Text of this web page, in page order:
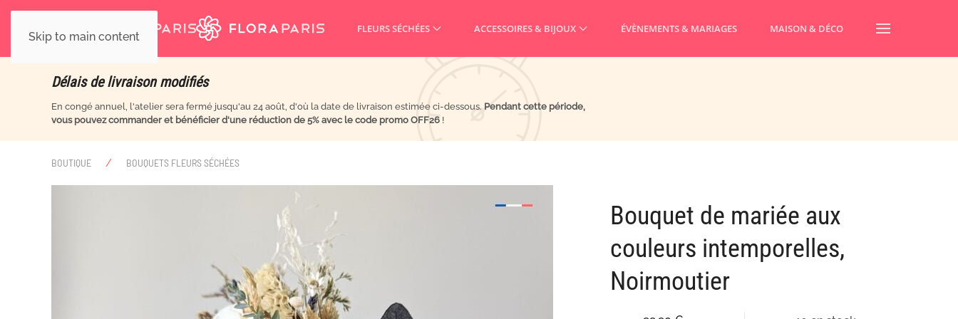
Skip to main content
FLEURS SÉCHÉES ACCESSOIRES & BIJOUX ÉVÈNEMENTS & MARIAGES MAISON & DÉCO
Délais de livraison modifiés
En congé annuel, l'atelier sera fermé jusqu'au 24 août, d'où la date de livraison estimée ci-dessous. Pendant cette période,
vous pouvez commander et bénéficier d'une réduction de 5% avec le code promo OFF26 !
BOUTIQUE BOUQUETS FLEURS SÉCHÉES
Bouquet de mariée aux
couleurs intemporelles,
Noirmoutier